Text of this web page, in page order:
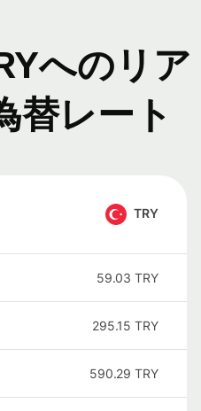
へのリア
替レート
TRY
59.03 TRY
295.15 TRY
590.29 TRY